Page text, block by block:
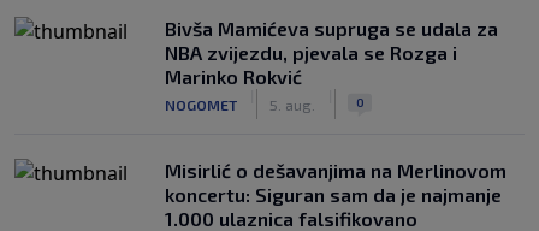
Bivša Mamićeva supruga se udala za
NBA zvijezdu, pjevala se Rozga i
Marinko Rokvić
NOGOMET 5. aug. 0
Misirlić o dešavanjima na Merlinovom
koncertu: Siguran sam da je najmanje
1.000 ulaznica falsifikovano